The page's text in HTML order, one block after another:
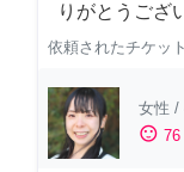
りがとうござ
依頼されたチケット
女性 /
sentiment_satisfied 76